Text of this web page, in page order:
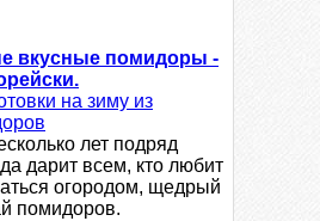
вкусные помидоры -
на зиму из
лет подряд
дарит всем, кто любит
огородом, щедрый
помидоров.